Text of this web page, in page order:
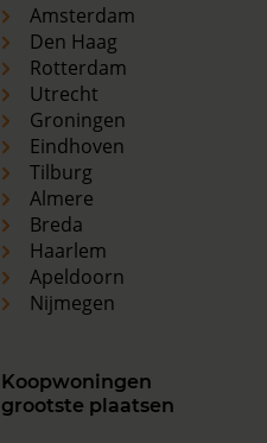
Amsterdam
Den Haag
Rotterdam
Utrecht
Groningen
Eindhoven
Tilburg
Almere
Breda
Haarlem
Apeldoorn
Nijmegen
Koopwoningen
grootste plaatsen